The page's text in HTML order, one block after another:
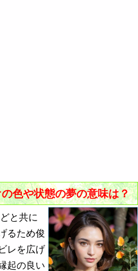
- 強調や多様性
に対する感情
色や状態の夢の意味は？
と共に
るため俊
レを広げ
起の良い